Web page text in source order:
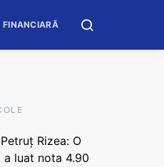
FINANCIARĂ
Rizea: O
a luat nota 4.90